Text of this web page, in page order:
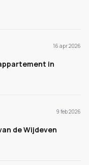
16 apr 2026
in
9 feb 2026
de Wijdeven